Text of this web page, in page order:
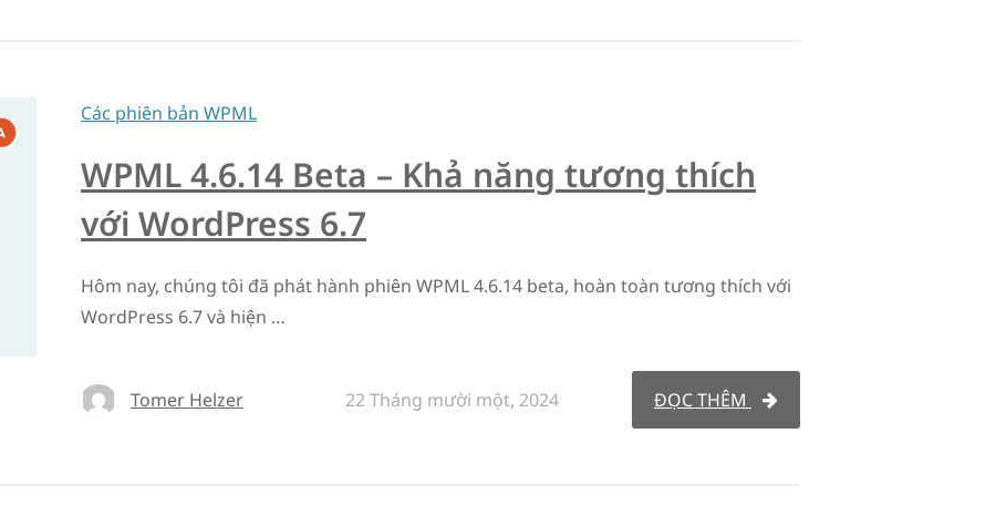
Các phiên bản WPML
WPML 4.6.14 Beta – Khả năng tương thích
với WordPress 6.7
Hôm nay, chúng tôi đã phát hành phiên WPML 4.6.14 beta, hoàn toàn tương thích với
WordPress 6.7 và hiện …
Tomer Helzer 22 Tháng mười một, 2024 ĐỌC THÊM